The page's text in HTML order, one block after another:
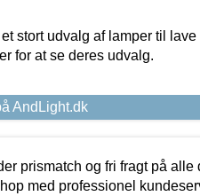
stort udvalg af lamper til lave
for at se deres udvalg.
AndLight.dk
prismatch og fri fragt på alle
med professionel